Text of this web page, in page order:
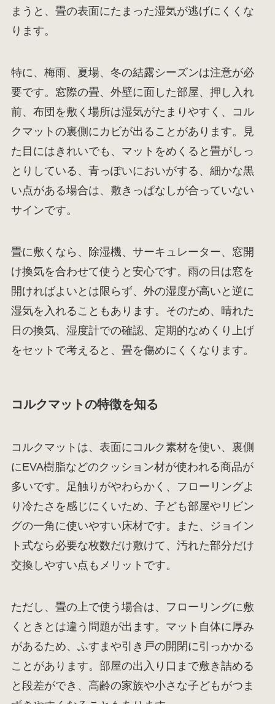
まうと、畳の表面にたまった湿気が逃げにくくな
ります。
特に、梅雨、夏場、冬の結露シーズンは注意が必
要です。窓際の畳、外壁に面した部屋、押し入れ
前、布団を敷く場所は湿気がたまりやすく、コル
クマットの裏側にカビが出ることがあります。見
た目にはきれいでも、マットをめくると畳がしっ
とりしている、青っぽいにおいがする、細かな黒
い点がある場合は、敷きっぱなしが合っていない
サインです。
畳に敷くなら、除湿機、サーキュレーター、窓開
け換気を合わせて使うと安心です。雨の日は窓を
開ければよいとは限らず、外の湿度が高いと逆に
湿気を入れることもあります。そのため、晴れた
日の換気、湿度計での確認、定期的なめくり上げ
をセットで考えると、畳を傷めにくくなります。
コルクマットの特徴を知る
コルクマットは、表面にコルク素材を使い、裏側
にEVA樹脂などのクッション材が使われる商品が
多いです。足触りがやわらかく、フローリングよ
り冷たさを感じにくいため、子ども部屋やリビン
グの一角に使いやすい床材です。また、ジョイン
ト式なら必要な枚数だけ敷けて、汚れた部分だけ
交換しやすい点もメリットです。
ただし、畳の上で使う場合は、フローリングに敷
くときとは違う問題が出ます。マット自体に厚み
があるため、ふすまや引き戸の開閉に引っかかる
ことがあります。部屋の出入り口まで敷き詰める
と段差ができ、高齢の家族や小さな子どもがつま